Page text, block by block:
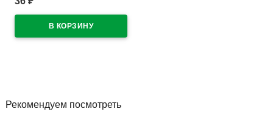
В наличии
Рекомендуем посмотреть